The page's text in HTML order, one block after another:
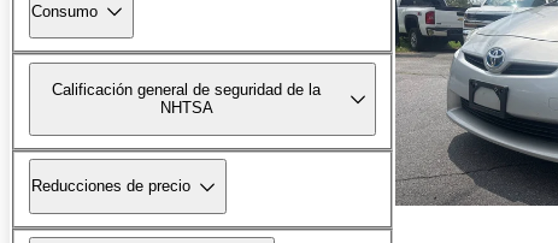
Consumo
Calificación general de seguridad de la
NHTSA
Reducciones de precio